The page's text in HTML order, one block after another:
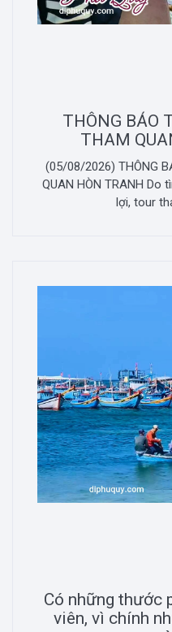
THÔNG BÁO
THAM
(05/08/2026) THÔNG
QUAN HÒN TRANH Do
lợi, tour
Có những thước
viên, vì chính